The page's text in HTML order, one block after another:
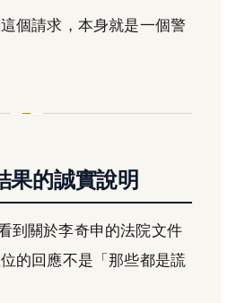
個請求，本身就是一個警
果的誠實說明
到關於李奇申的法院文件
的回應不是「那些都是謊